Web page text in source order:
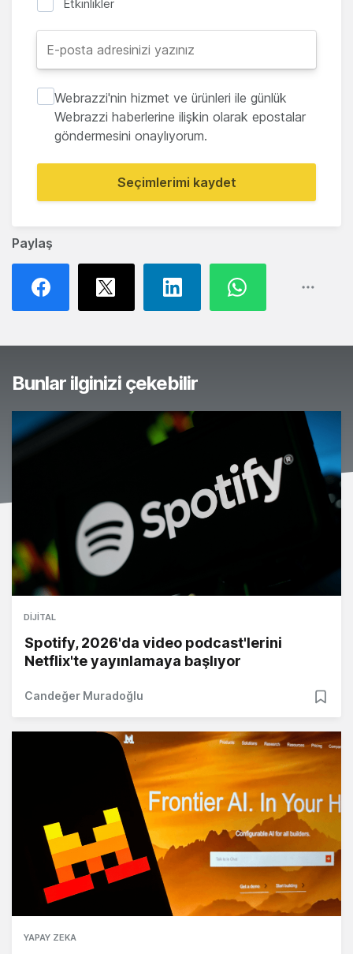
Paylaş
Etkinlikler
Webrazzi'nin hizmet ve ürünleri ile günlük
Webrazzi haberlerine ilişkin olarak epostalar
göndermesini onaylıyorum.
Seçimlerimi kaydet
Bunlar ilginizi çekebilir
DIJITAL
Spotify, 2026'da video podcast'lerini
Netflix'te yayınlamaya başlıyor
Candeğer Muradoğlu
YAPAY ZEKA